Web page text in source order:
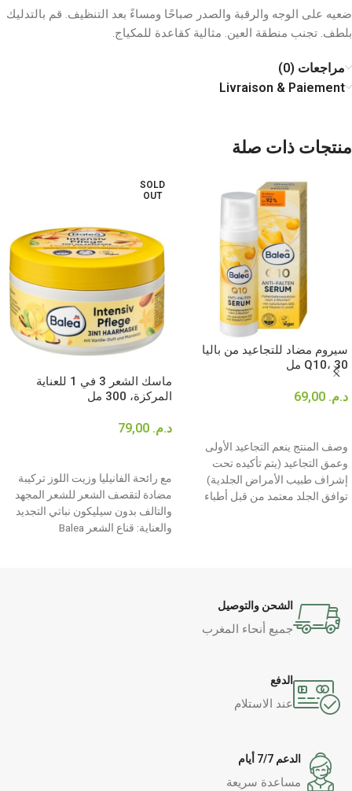
ضعيه على الوجه والرقبة والصدر صباحًا ومساءً بعد التنظيف. قم بالتدليك
بلطف. تجنب منطقة العين. مثالية كقاعدة للمكياج.
مراجعات (0)
Livraison & Paiement
منتجات ذات صلة
سيروم مضاد للتجاعيد من باليا
Q10، 30 مل
د.م.
وصف المنتج ينعم التجاعيد الأولى
وعمق التجاعيد (يتم تأكيده تحت
إشراف طبيب الأمراض الجلدية)
توافق الجلد معتمد من قبل أطباء
SOLD
OUT
ماسك الشعر 3 في 1 للعناية
المركزة، 300 مل
د.م.
مع رائحة الفانيليا وزيت اللوز تركيبة
مضادة لتقصف الشعر للشعر المجهد
والتالف بدون سيليكون نباتي التجديد
والعناية: قناع الشعر Balea
الشحن والتوصيل
جميع أنحاء المغرب
الدفع
عند الاستلام
الدعم 7/7 أيام
مساعدة سريعة